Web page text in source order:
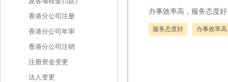
香港分公司注册
香港分公司年审
香港分公司注销
注册资金变更
法人变更
办事效率高，服务态度
服务态度好 办事效率高